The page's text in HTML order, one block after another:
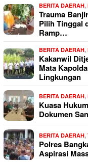
BERITA DAERAH,
Trauma
Pilih Tinggal
Ramp…
BERITA DAERAH,
Kakanwil
Mata
Lingkungan
BERITA DAERAH,
Kuasa
Dokumen
BERITA DAERAH,
Polres
Aspirasi